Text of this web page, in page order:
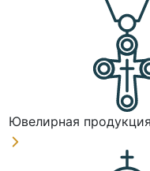
Ювелирная продукция